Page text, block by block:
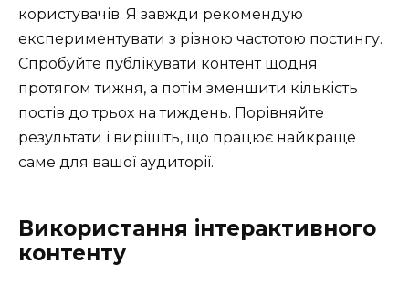
користувачів. Я завжди рекомендую
експериментувати з різною частотою постингу.
Спробуйте публікувати контент щодня
протягом тижня, а потім зменшити кількість
постів до трьох на тиждень. Порівняйте
результати і вирішіть, що працює найкраще
саме для вашої аудиторії.
Використання інтерактивного
контенту